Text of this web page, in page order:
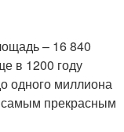
– 16 840
в 1200 году
одного миллиона
прекрасным